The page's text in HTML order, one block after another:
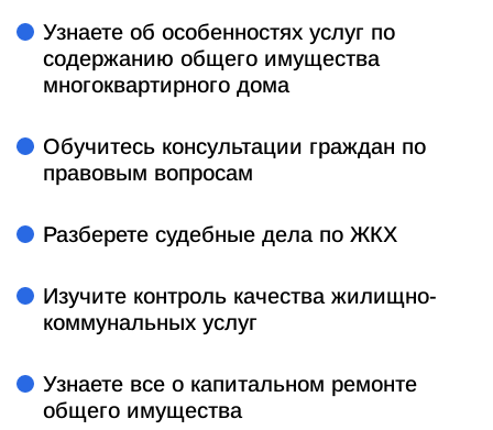
Узнаете об особенностях услуг по
содержанию общего имущества
многоквартирного дома
Обучитесь консультации граждан по
правовым вопросам
Разберете судебные дела по ЖКХ
Изучите контроль качества жилищно-
коммунальных услуг
Узнаете все о капитальном ремонте
общего имущества